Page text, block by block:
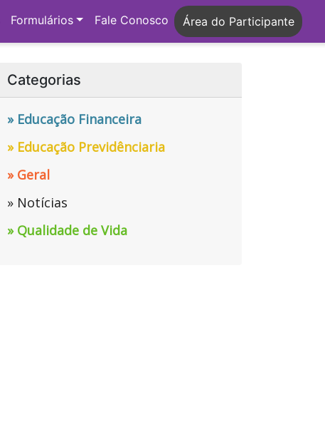
Formulários Fale Conosco Área do Participante
Categorias
» Educação Financeira
» Educação Previdênciaria
» Geral
» Notícias
» Qualidade de Vida